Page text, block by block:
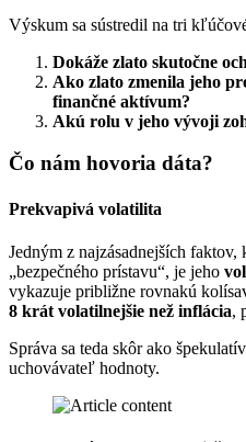
Výskum sa sústredil na tri
Dokáže zlato skutočne
Ako zlato zmenila jeho
finančné aktívum?
Akú rolu v jeho vývoji
Čo nám hovoria dáta?
Prekvapivá volatilita
Jedným z najzásadnejších faktov,
„bezpečného prístavu“, je jeho
vykazuje približne rovnakú
8 krát volatilnejšie než inflácia,
Správa sa teda skôr ako
uchovávateľ hodnoty.